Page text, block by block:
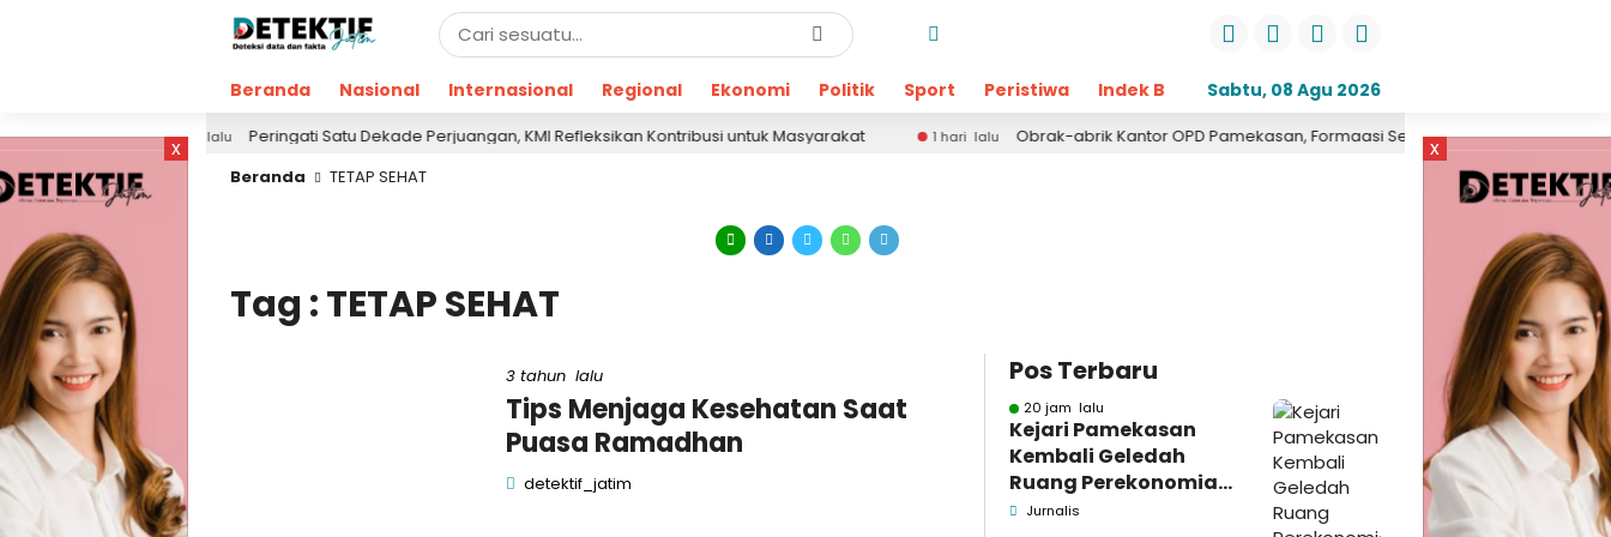
Beranda Nasional Internasional Regional Ekonomi Politik Sport Peristiwa Indek Berita Opini Daerah
Sabtu, 08 Agu 2026
x
1 hari lalu Peringati Satu Dekade Perjuangan, KMI Refleksikan Kontribusi untuk Masyarakat 1 hari lalu
Obrak-abrik Kantor OPD Pamekasan, Formaasi Sebut Kejari Pamekasan
Beranda
TETAP SEHAT
Tag : TETAP SEHAT
3 tahun lalu
Tips Menjaga Kesehatan Saat
Puasa Ramadhan
detektif_jatim
Pos Terbaru
20 jam lalu
Kejari Pamekasan
Kembali Geledah
Ruang Perekonomian,
Pidsus: Tunggu Saja!
Jurnalis
x